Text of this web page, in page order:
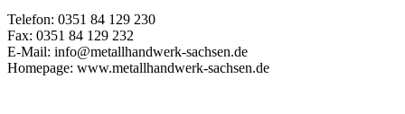
Telefon: 0351 84 129 230
Fax: 0351 84 129 232
E-Mail: info@metallhandwerk-sachsen.de
Homepage: www.metallhandwerk-sachsen.de